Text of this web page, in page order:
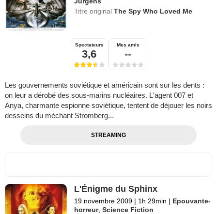
Titre originalThe Spy Who Loved Me
Spectateurs
3,6
Mes amis
--
Les gouvernements soviétique et américain sont sur les dents :
on leur a dérobé des sous-marins nucléaires. L'agent 007 et
Anya, charmante espionne soviétique, tentent de déjouer les noirs
desseins du méchant Stromberg...
STREAMING
L'Énigme du Sphinx
19 novembre 2009 | 1h 29min | Epouvante-
horreur,Science Fiction